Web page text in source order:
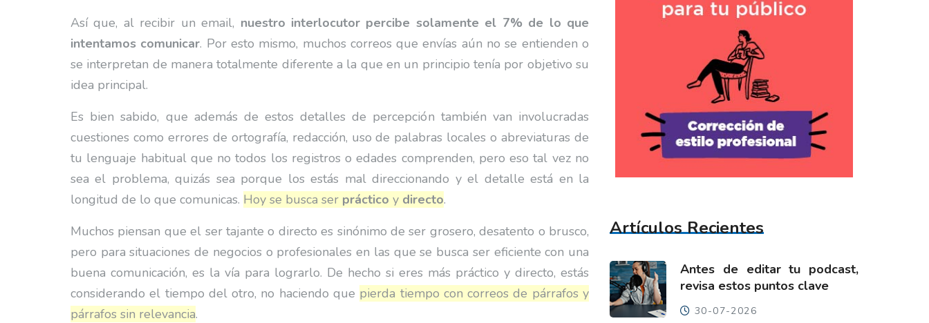
Así que, al recibir un email, nuestro interlocutor percibe solamente el 7% de lo que
intentamos comunicar. Por esto mismo, muchos correos que envías aún no se entienden o
se interpretan de manera totalmente diferente a la que en un principio tenía por objetivo su
idea principal.
Es bien sabido, que además de estos detalles de percepción también van involucradas
cuestiones como errores de ortografía, redacción, uso de palabras locales o abreviaturas de
tu lenguaje habitual que no todos los registros o edades comprenden, pero eso tal vez no
sea el problema, quizás sea porque los estás mal direccionando y el detalle está en la
longitud de lo que comunicas. Hoy se busca ser práctico y directo.
Muchos piensan que el ser tajante o directo es sinónimo de ser grosero, desatento o brusco,
pero para situaciones de negocios o profesionales en las que se busca ser eficiente con una
buena comunicación, es la vía para lograrlo. De hecho si eres más práctico y directo, estás
considerando el tiempo del otro, no haciendo que pierda tiempo con correos de párrafos y
párrafos sin relevancia.
Artículos Recientes
Antes de editar tu podcast,
revisa estos puntos clave
30-07-2026